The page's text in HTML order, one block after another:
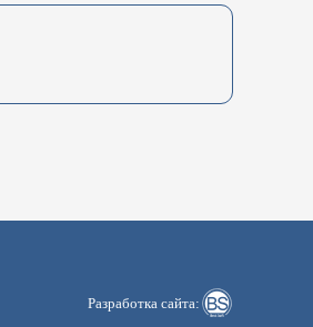
Разработка сайта: